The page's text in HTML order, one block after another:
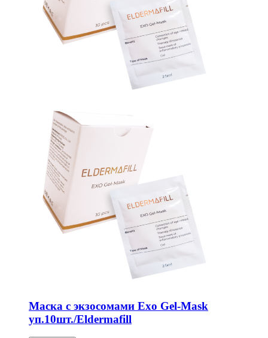
Маска с экзосомами Exo Gel-Mask
уп.10шт./Eldermafill